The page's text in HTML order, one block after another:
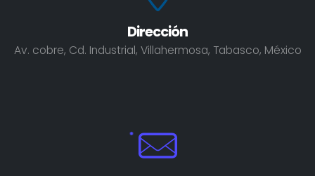
Dirección
Av. cobre, Cd. Industrial, Villahermosa, Tabasco, México